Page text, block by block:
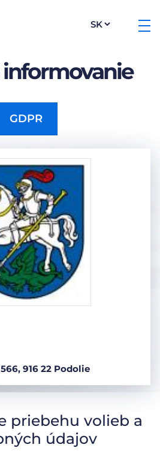
GDPR
916 22 Podolie
priebehu volieb a
údajov